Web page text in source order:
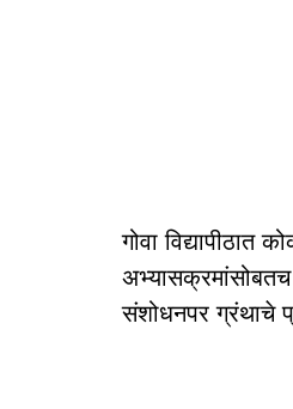
गोवा विद्यापीठात
संशोधनपर ग्रंथाचे